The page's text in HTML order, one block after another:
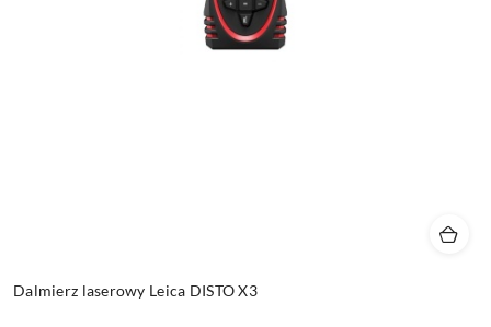
Dalmierz laserowy Leica DISTO X3